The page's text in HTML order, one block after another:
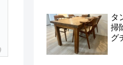
タ
掃
グ